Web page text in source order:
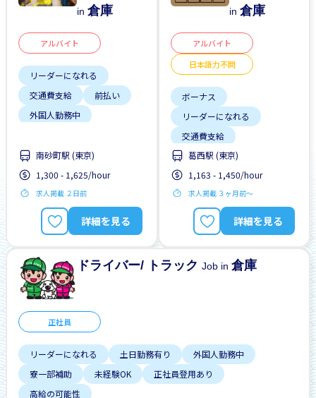
in倉庫
アルバイト
リーダーになれる
交通費支給
前払い
外国人勤務中
夜勤
女性歓迎
履歴書不要
未経験OK
南砂町駅 (東京)
1,300 - 1,625/hour
求人掲載 ２日前
詳細を見る
in倉庫
アルバイト
日本語力不問
ボーナス
リーダーになれる
交通費支給
土日勤務有り
外国人勤務中
女性歓迎
日本語力不問
昇給
未経験OK
葛西駅 (東京)
1,163 - 1,450/hour
求人掲載 ３ヶ月前〜
詳細を見る
ドライバー/ トラックJob in倉庫
正社員
リーダーになれる 土日勤務有り
外国人勤務中
寮一部補助
未経験OK
正社員登用あり
高給の可能性